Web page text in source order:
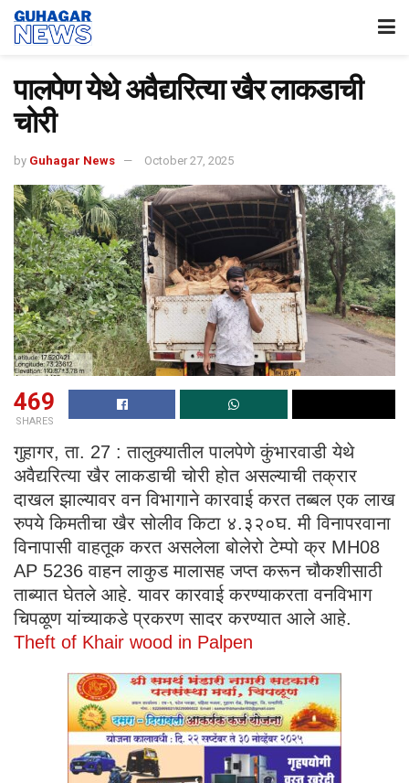
पालपेण येथे अवैद्यरित्या खैर लाकडाची
चोरी
by Guhagar News October 27, 2025
469
SHARES
गुहागर, ता. 27 : तालुक्यातील पालपेणे कुंभारवाडी येथे
अवैद्यरित्या खैर लाकडाची चोरी होत असल्याची तक्रार
दाखल झाल्यावर वन विभागाने कारवाई करत तब्बल एक लाख
रुपये किमतीचा खैर सोलीव किटा ४.३२०घ. मी विनापरवाना
विनापासी वाहतूक करत असलेला बोलेरो टेम्पो क्र MH08
AP 5236 वाहन लाकुड मालासह जप्त करून चौकशीसाठी
ताब्यात घेतले आहे. यावर कारवाई करण्याकरता वनविभाग
चिपळूण यांच्याकडे प्रकरण सादर करण्यात आले आहे.
Theft of Khair wood in Palpen